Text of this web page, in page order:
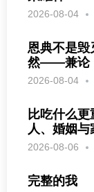
2026-08-04
恩典不是毁
然——兼论
2026-08-04
比吃什么
人、婚姻与
2026-08-06
完整的我